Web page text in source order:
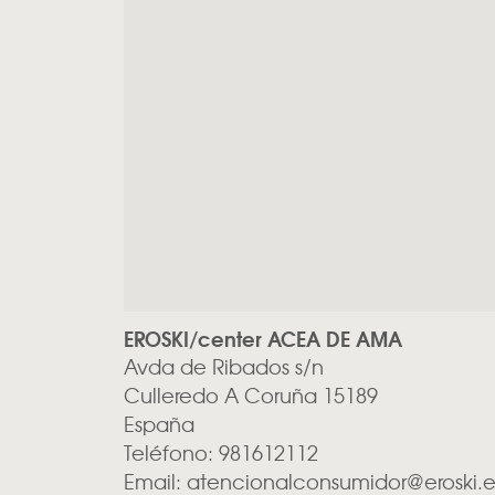
EROSKI/center ACEA DE AMA
Avda de Ribados s/n
Culleredo A Coruña 15189
España
Teléfono: 981612112
Email: